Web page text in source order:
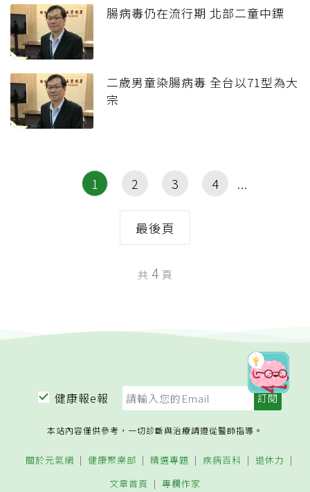
腸病毒仍在流行期 北部二童中鏢
二歲男童染腸病毒 全台以71型為大
宗
1 2 3 4
最後頁
共 4 頁
健康報e報
本站內容僅供參考，一切診斷與治療請遵從醫師指導。
關於元氣網 健康聚樂部 精選專題 疾病百科
退休力
文章首頁
專欄作家